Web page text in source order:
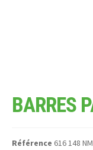
BARRES
Référence 616 148 NM